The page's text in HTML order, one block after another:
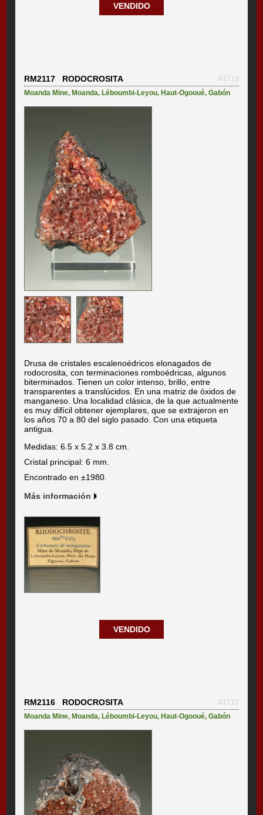
VENDIDO
RM2117 RODOCROSITA
#1713
Moanda Mine, Moanda, Léboumbi-Leyou, Haut-Ogooué,Gabón
Drusa de cristales escalenoédricos elonagados de
rodocrosita, con terminaciones romboédricas, algunos
biterminados. Tienen un color intenso, brillo, entre
transparentes a translúcidos. En una matriz de óxidos de
manganeso. Una localidad clásica, de la que actualmente
es muy difícil obtener ejemplares, que se extrajeron en
los años 70 a 80 del siglo pasado. Con una etiqueta
antigua.
Medidas: 6.5 x 5.2 x 3.8 cm.
Cristal principal: 6 mm.
Encontrado en ±1980.
Más información
VENDIDO
RM2116 RODOCROSITA
#1712
Moanda Mine, Moanda, Léboumbi-Leyou, Haut-Ogooué,Gabón